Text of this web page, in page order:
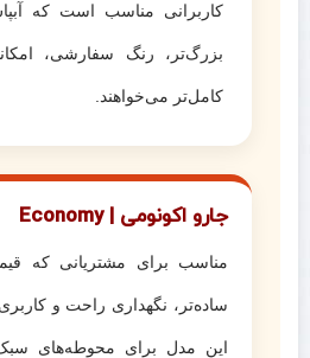
کاربرانی مناسب است که
بزرگ‌تر، رنگ سفارشی،
کامل‌تر می‌خواهند.
جارو اکونومی | Economy
مناسب برای مشتریانی که
ساده‌تر، نگهداری راحت و
این مدل برای محوطه‌های